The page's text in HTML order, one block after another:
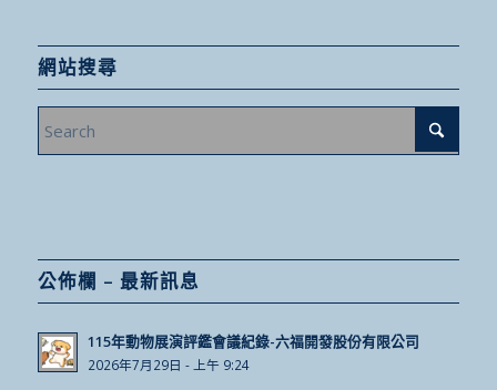
網站搜尋
公佈欄 – 最新訊息
115年動物展演評鑑會議紀錄-六福開發股份有限公司
2026年7月29日 - 上午 9:24